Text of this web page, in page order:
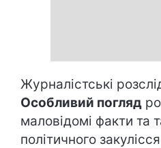
Журналістські
Особливий погляд
маловідомі факти та
політичного